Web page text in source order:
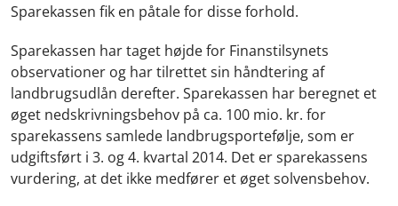
Sparekassen fik en påtale for disse forhold.
Sparekassen har taget højde for Finanstilsynets
observationer og har tilrettet sin håndtering af
landbrugsudlån derefter. Sparekassen har beregnet et
øget nedskrivningsbehov på ca. 100 mio. kr. for
sparekassens samlede landbrugsportefølje, som er
udgiftsført i 3. og 4. kvartal 2014. Det er sparekassens
vurdering, at det ikke medfører et øget solvensbehov.